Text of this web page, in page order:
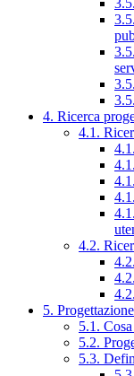
4. Ricerca
4.1.
4.2.
5.
5.1.
5.2.
5.3.